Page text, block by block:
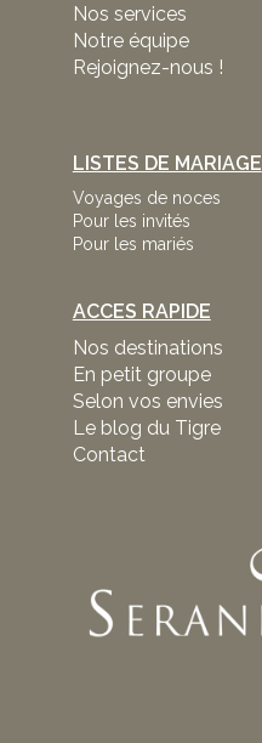
Nos services
Notre équipe
Rejoignez-nous !
LISTES DE MARIAGE
Voyages de noces
Pour les invités
Pour les mariés
ACCES RAPIDE
Nos destinations
En petit groupe
Selon vos envies
Le blog du Tigre
Contact